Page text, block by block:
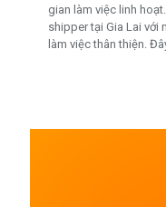
gian làm việc linh
shipper tại Gia Lai với
làm việc thân thiện.